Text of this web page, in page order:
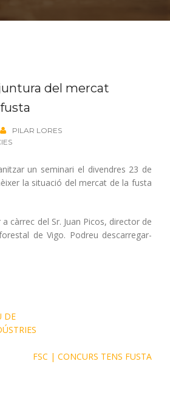
del mercat
PILAR LORES
un seminari el divendres 23 de
la situació del mercat de la fusta
càrrec del Sr. Juan Picos, director de
forestal de Vigo. Podreu descarregar-
DE
FSC | CONCURS TENS FUSTA